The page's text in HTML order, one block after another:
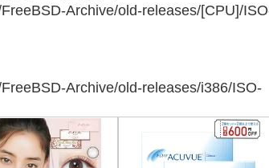
Archive/old-releases/[CPU]/
Archive/old-releases/i386/ISO-